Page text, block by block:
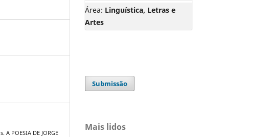
A POESIA DE JORGE
Área: Linguística, Letras e
Artes
Submissão
Mais lidos